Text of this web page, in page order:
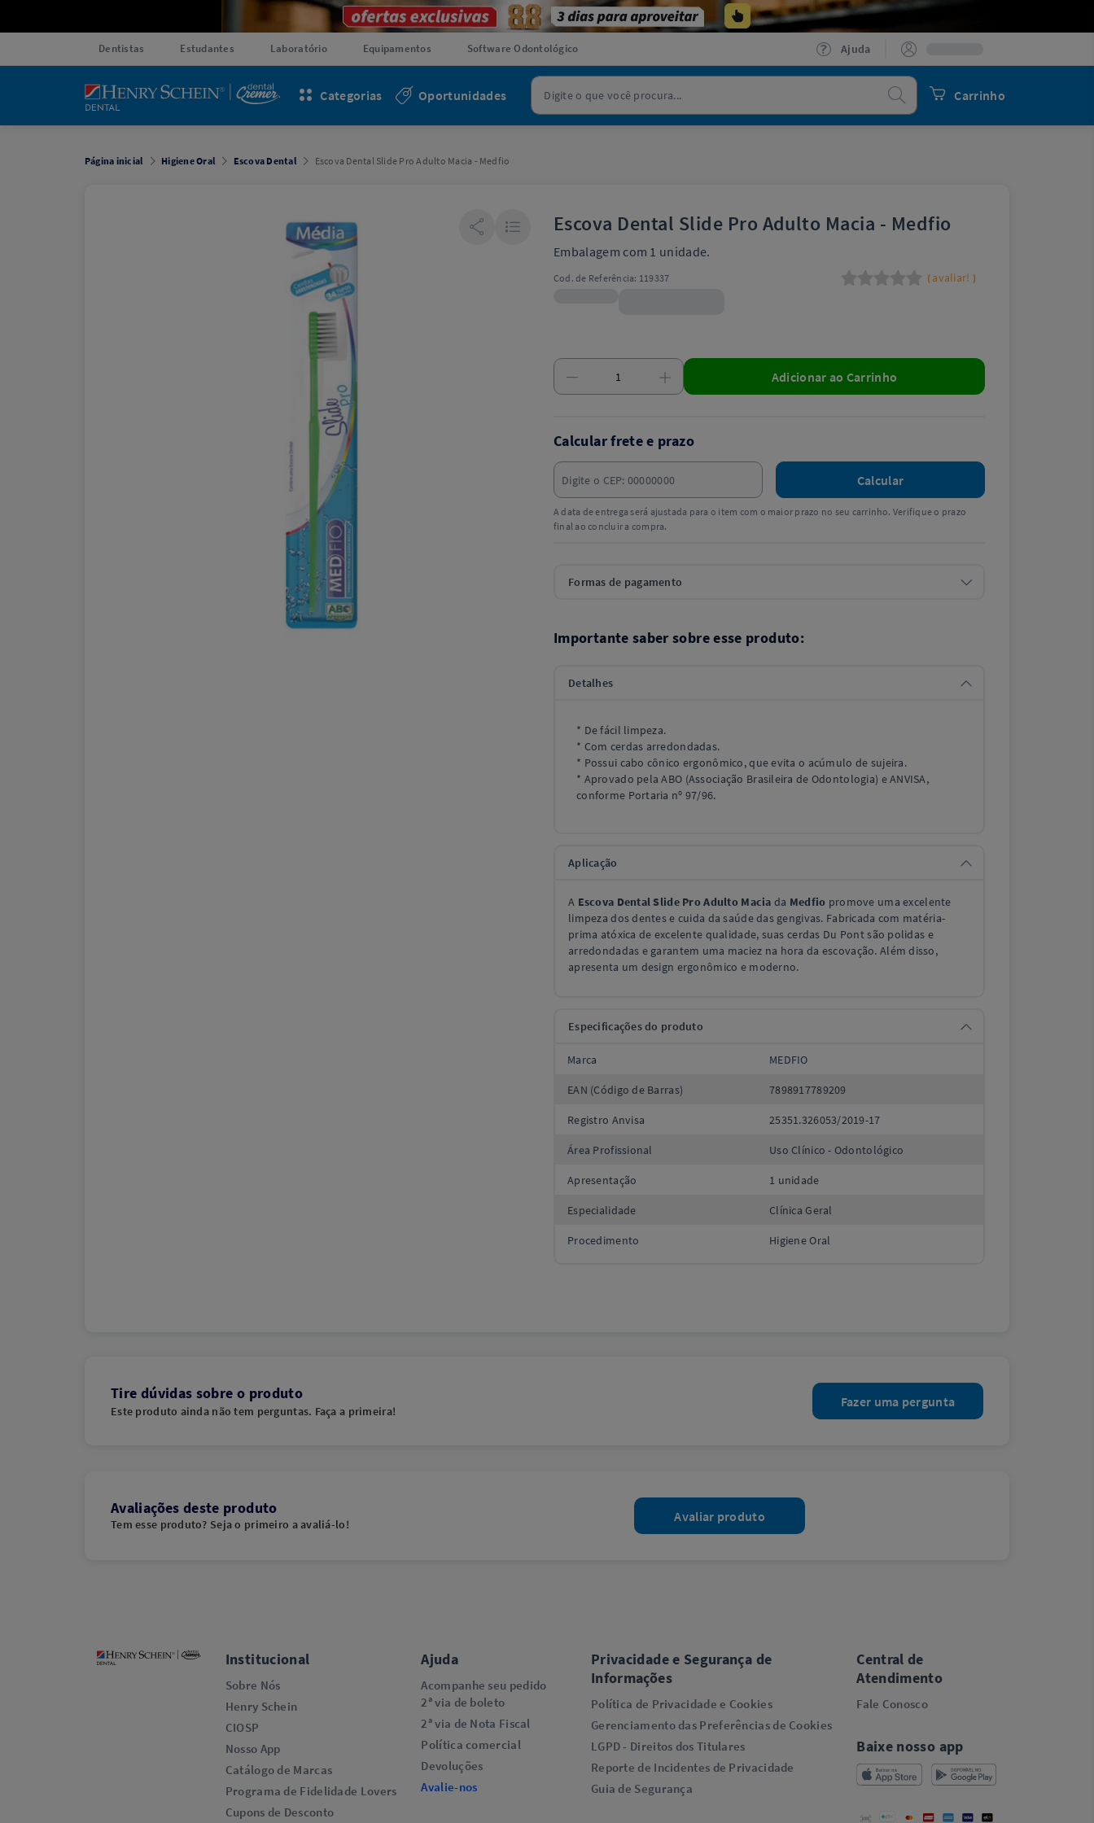
Dentistas Estudantes Laboratório Equipamentos Software Odontológico Ajuda
Carrinho
Procurar
Oportunidades
Categorias
Página inicial Higiene Oral Escova Dental Escova Dental Slide Pro Adulto Macia - Medfio
Escova Dental Slide Pro Adulto Macia - Medfio
Embalagem com 1 unidade.
Cod. de Referência: 119337 ( avaliar! )
Adicionar ao Carrinho
Calcular frete e prazo
Calcular
A data de entrega será ajustada para o item com o maior prazo no seu carrinho. Verifique o prazo
final ao concluir a compra.
Formas de pagamento
Importante saber sobre esse produto:
Detalhes
* De fácil limpeza.
* Com cerdas arredondadas.
* Possui cabo cônico ergonômico, que evita o acúmulo de sujeira.
* Aprovado pela ABO (Associação Brasileira de Odontologia) e ANVISA,
conforme Portaria nº 97/96.
Aplicação
A Escova Dental Slide Pro Adulto Macia da Medfio promove uma excelente
limpeza dos dentes e cuida da saúde das gengivas. Fabricada com matéria-
prima atóxica de excelente qualidade, suas cerdas Du Pont são polidas e
arredondadas e garantem uma maciez na hora da escovação. Além disso,
apresenta um design ergonômico e moderno.
Especificações do produto
Marca MEDFIO
EAN (Código de Barras) 7898917789209
Registro Anvisa 25351.326053/2019-17
Área Profissional Uso Clínico - Odontológico
Apresentação 1 unidade
Especialidade Clínica Geral
Procedimento Higiene Oral
Tire dúvidas sobre o produto
Este produto ainda não tem perguntas. Faça a primeira!
Fazer uma pergunta
Avaliações deste produto
Tem esse produto? Seja o primeiro a avaliá-lo!
Avaliar produto
Institucional
Sobre Nós
Henry Schein
CIOSP
Nosso App
Catálogo de Marcas
Programa de Fidelidade Lovers​
Cupons de Desconto
Ajuda
Acompanhe seu pedido
2ª via de boleto
2ª via de Nota Fiscal
Política comercial
Devoluções
Avalie-nos
Privacidade e Segurança de
Informações
Política de Privacidade e Cookies
Gerenciamento das Preferências de Cookies
LGPD - Direitos dos Titulares
Reporte de Incidentes de Privacidade
Guia de Segurança
Central de
Atendimento
Fale Conosco
Baixe nosso app